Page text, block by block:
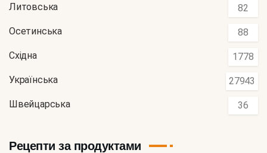
Литовська 82
Осетинська 88
Східна 1778
Українська 27943
Швейцарська 36
Рецепти за продуктами